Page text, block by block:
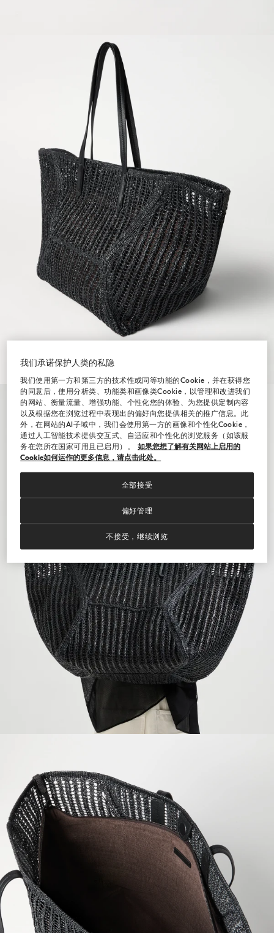
我们承诺保护人类的私隐
我们使用第一方和第三方的技术性或同等功能的Cookie，并在获得您
的同意后，使用分析类、功能类和画像类Cookie，以管理和改进我们
的网站、衡量流量、增强功能、个性化您的体验、为您提供定制内容
以及根据您在浏览过程中表现出的偏好向您提供相关的推广信息。此
外，在网站的AI子域中，我们会使用第一方的画像和个性化Cookie，
通过人工智能技术提供交互式、自适应和个性化的浏览服务（如该服
务在您所在国家可用且已启用）。
如果您想了解有关网站上启用的
Cookie如何运作的更多信息，请点击此处。
偏好管理
不接受，继续浏览
全部接受